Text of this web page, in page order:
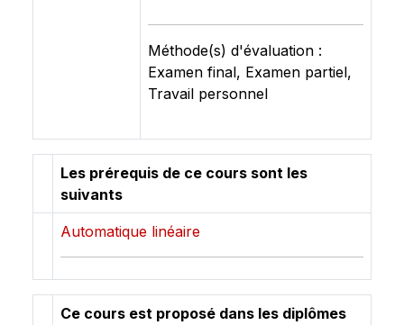
Méthode(s) d'évaluation :
Examen final, Examen partiel,
Travail personnel
Les prérequis de ce cours sont les
suivants
Automatique linéaire
Ce cours est proposé dans les diplômes